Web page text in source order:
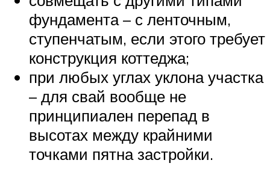
фундамента – с ленточным,
ступенчатым, если этого требует
конструкция коттеджа;
при любых углах уклона участка
– для свай вообще не
принципиален перепад в
высотах между крайними
точками пятна застройки.